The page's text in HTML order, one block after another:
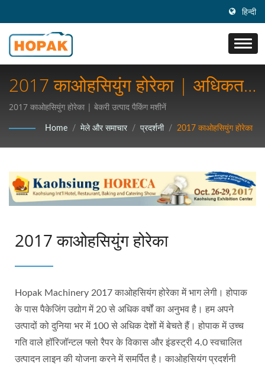
हिन्दी
2017 काओहसियुंग होरेका | अधिकतम
दक्षता: अपने उद्योग के लिए सर्वोत्तम उच्च
गति वाले पैकेजिंग समाधान खोजें
2017 काओहसियुंग होरेका | बेकरी उत्पाद पैकिंग मशीनें
Home / मेले और समाचार / प्रदर्शनी / 2017 काओहसियुंग होरेका
2017 काओहसियुंग होरेका
Hopak Machinery 2017 काओहसियंग होरेका में भाग लेगी। होपाक
के पास पैकेजिंग उद्योग में 20 से अधिक वर्षों का अनुभव है। हम अपने
उत्पादों को दुनिया भर में 100 से अधिक देशों में बेचते हैं। होपाक में उच्च
गति वाले हॉरिजॉन्टल फ्लो रैपर के विकास और इंडस्ट्री 4.0 स्वचालित
उत्पादन लाइन की योजना करने में समर्पित है। काओहसियंग प्रदर्शनी